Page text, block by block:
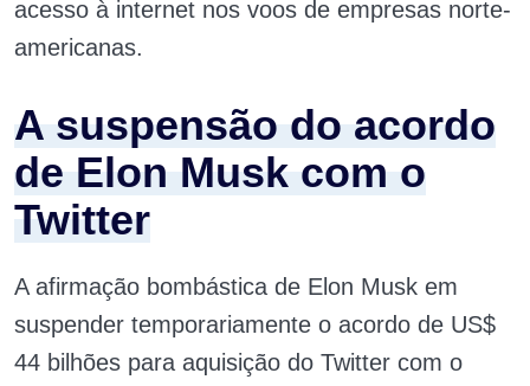
acesso à internet nos voos de empresas norte-
americanas.
A suspensão do acordo
de Elon Musk com o
Twitter
A afirmação bombástica de Elon Musk em
suspender temporariamente o acordo de US$
44 bilhões para aquisição do Twitter com o